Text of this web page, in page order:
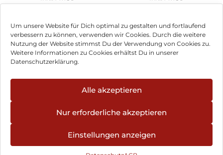
Um unsere Website für Dich optimal zu gestalten und fortlaufend
verbessern zu können, verwenden wir Cookies. Durch die weitere
Nutzung der Website stimmst Du der Verwendung von Cookies zu.
Weitere Informationen zu Cookies erhältst Du in unserer
Datenschutzerklärung.
Alle akzeptieren
Nur erforderliche akzeptieren
Einstellungen anzeigen
Impressum
Hinweis zur Batterieentsorgung
Newsletter